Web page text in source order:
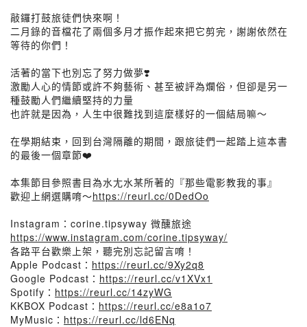
敲鑼打鼓旅徒們快來啊！
二月錄的音檔花了兩個多月才振作起來把它剪完，謝謝依然在
等待的你們！
活著的當下也別忘了努力做夢❣️
激勵人心的情節或許不夠藝術、甚至被評為爛俗，但卻是另一
種鼓勵人們繼續堅持的力量
也許就是因為，人生中很難找到這麼樣好的一個結局嘛～
在學期結束，回到台灣隔離的期間，跟旅徒們一起踏上這本書
的最後一個章節❤️
本集節目參照書目為水尢水某所著的『那些電影教我的事』
歡迎上網選購唷～https://reurl.cc/0DedOo
Instagram：corine.tipsyway 微醺旅途
https://www.instagram.com/corine.tipsyway/
各路平台歡樂上架，聽完別忘記留言唷！
Apple Podcast： https://reurl.cc/9Xy2q8
Google Podcast： https://reurl.cc/v1XVx1
Spotify： https://reurl.cc/14zyWG
KKBOX Podcast： https://reurl.cc/e8a1o7
MyMusic： https://reurl.cc/ld6ENq